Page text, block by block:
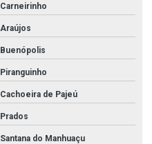
Carneirinho
Araújos
Buenópolis
Piranguinho
Cachoeira de Pajeú
Prados
Santana do Manhuaçu